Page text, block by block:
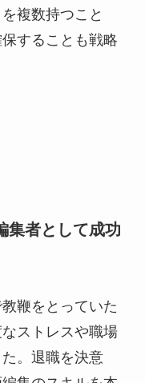
複数持つこと
することも戦略
集者として成功
鞭をとっていた
ストレスや職場
。退職を決意